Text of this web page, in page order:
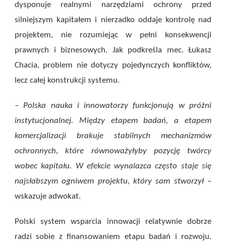
dysponuje realnymi narzędziami ochrony przed
silniejszym kapitałem i nierzadko oddaje kontrolę nad
projektem, nie rozumiejąc w pełni konsekwencji
prawnych i biznesowych. Jak podkreśla mec. Łukasz
Chacia, problem nie dotyczy pojedynczych konfliktów,
lecz całej konstrukcji systemu.
– Polska nauka i innowatorzy funkcjonują w próżni
instytucjonalnej. Między etapem badań, a etapem
komercjalizacji brakuje stabilnych mechanizmów
ochronnych, które równoważyłyby pozycję twórcy
wobec kapitału. W efekcie wynalazca często staje się
najsłabszym ogniwem projektu, który sam stworzył–
wskazuje adwokat.
Polski system wsparcia innowacji relatywnie dobrze
radzi sobie z finansowaniem etapu badań i rozwoju.